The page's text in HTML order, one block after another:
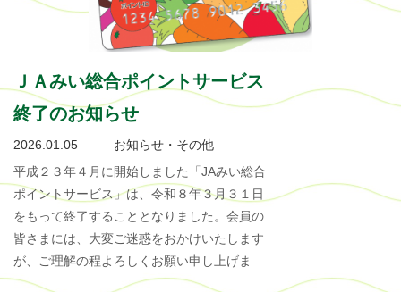
ＪＡみい総合ポイントサービス
終了のお知らせ
2026.01.05
お知らせ・その他
平成２３年４月に開始しました「JAみい総合
ポイントサービス」は、令和８年３月３１日
をもって終了することとなりました。会員の
皆さまには、大変ご迷惑をおかけいたします
が、ご理解の程よろしくお願い申し上げま